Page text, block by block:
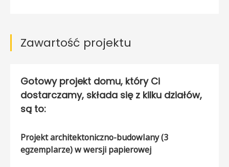
Zawartość projektu
Gotowy projekt domu, który Ci
dostarczamy, składa się z kilku działów,
są to:
Projekt architektoniczno-budowlany (3
egzemplarze) w wersji papierowej